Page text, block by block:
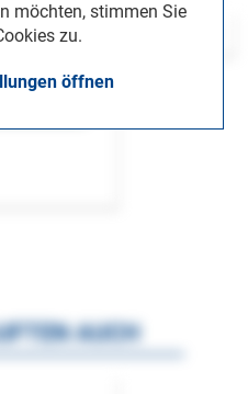
möchten, stimmen Sie
zu.
öffnen
AUCH